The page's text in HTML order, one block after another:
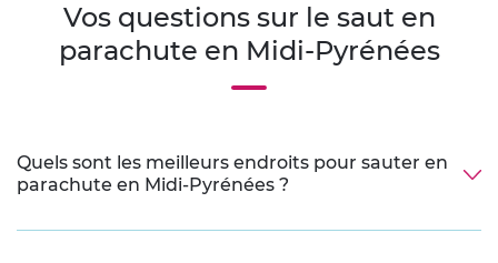
Vos questions sur le saut en
parachute en Midi-Pyrénées
Quels sont les meilleurs endroits pour sauter en
parachute en Midi-Pyrénées ?